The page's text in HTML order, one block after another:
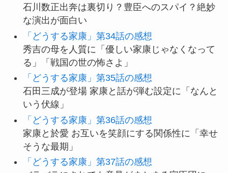
石川数正出奔は裏切り？豊臣へのスパイ？絶妙
な演出が面白い
「どうする家康」第34話の感想
秀吉の母を人質に「優しい家康じゃなくなって
る」「戦国の世の怖さよ」
「どうする家康」第35話の感想
石田三成が登場 家康と話が弾む設定に「なんと
いう伏線」
「どうする家康」第36話の感想
家康と於愛 お互いを笑顔にする関係性に「幸せ
そうな最期」
「どうする家康」第37話の感想